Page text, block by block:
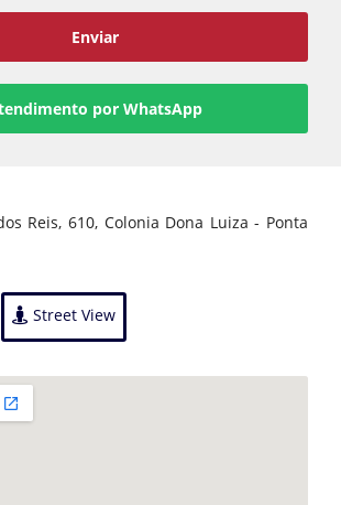
Enviar
por WhatsApp
Reis, 610, Colonia Dona Luiza - Ponta
Street View